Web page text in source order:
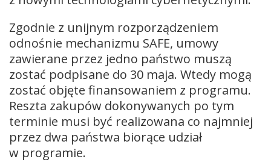
Zgodnie z unijnym rozporządzeniem
odnośnie mechanizmu SAFE, umowy
zawierane przez jedno państwo muszą
zostać podpisane do 30 maja. Wtedy mogą
zostać objęte finansowaniem z programu.
Reszta zakupów dokonywanych po tym
terminie musi być realizowana co najmniej
przez dwa państwa biorące udział
w programie.